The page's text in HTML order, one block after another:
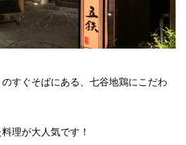
すぐそばにある、七谷地鶏にこだわ
理が大人気です！